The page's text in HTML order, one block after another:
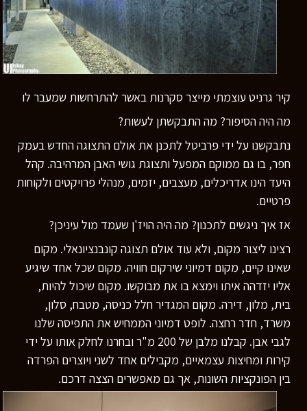
קיר גרניט עוצמתי מייצר סקרנות באשר להתרחשות שמעבר לו
מה היה הסיפור? מה התבקשתן לעשות?
נתבקשנו על ידי פרביטל לתכנן את אולם התצוגה החדש בעמק
חפר, בו גם ממוקם המפעל ותצוגת גושי האבן המרהיבה. קהל
היעד הינו אדריכלים, מעצבים, יזמים, מנהלי פרויקטים ולקוחות
פרטיים.
אז איך ניגשים לתכנון? מה היה הויז'ן שעמד מול עיניכן?
רצינו ליצור מקום, ולא עוד אולם תצוגה קונבנציונאלי. מקום
שאינו קיים, מקום דמיוני שירקום חוויה. מקום שכל אחד שיגיע
אליו יזדהה איתו וימצא בו את מבוקשו. מקום שיכול להיות,
בית, מלון, דירה. מקום המגדיר חלל כניסה, מטבח, סלון,
משרד, חדר רחצה. לופט דמיוני הממחיש את התפיסה שלנו
לגבי אבן. קבלנו מלבן של 200 מ"ר ובחרנו לחלק אותו על ידי
קירות ומחיצות עצמאיים, מקבילים אחד לשני ויוצרים הפרדה
בין הפונקציות השונות, אך גם מאפשרים הצצה דרכם.